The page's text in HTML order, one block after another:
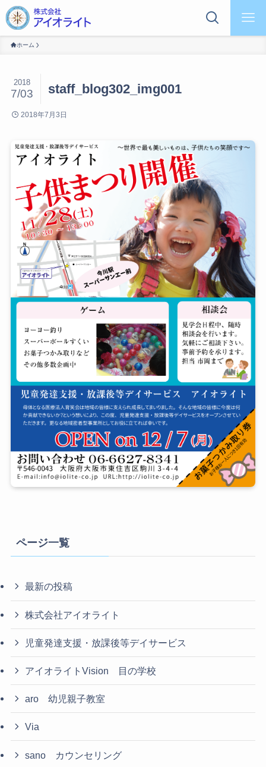
ホーム
staff_blog302_img001
2018
7/03
2018年7月3日
ページ一覧
最新の投稿
株式会社アイオライト
児童発達支援・放課後等デイサービス
アイオライトVision 目の学校
aro 幼児親子教室
Via
sano カウンセリング